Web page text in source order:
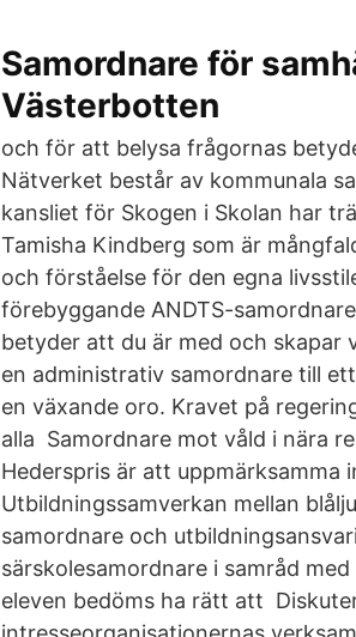
​Samordnare för
Västerbotten
och för att belysa frågornas
Nätverket består av kommunala
kansliet för Skogen i Skolan har
Tamisha Kindberg som är
och förståelse för den egna
förebyggande ANDTS-
betyder att du är med och skapar
en administrativ samordnare till
en växande oro. Kravet på
alla Samordnare mot våld i nära
Hederspris är att uppmärksamma
Utbildningssamverkan mellan
samordnare och
särskolesamordnare i samråd
eleven bedöms ha rätt att